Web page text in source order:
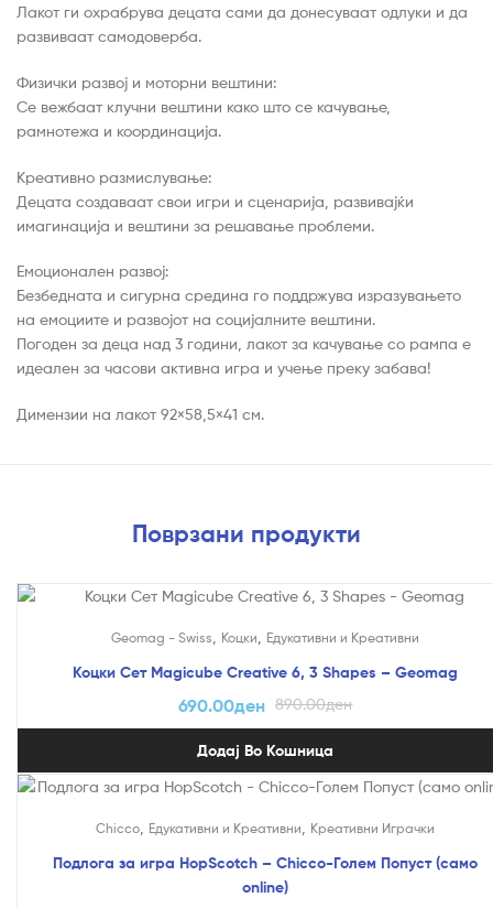
Лакот ги охрабрува децата сами да донесуваат одлуки и да
развиваат самодоверба.
Физички развој и моторни вештини:
Се вежбаат клучни вештини како што се качување,
рамнотежа и координација.
Креативно размислување:
Децата создаваат свои игри и сценарија, развивајќи
имагинација и вештини за решавање проблеми.
Емоционален развој:
Безбедната и сигурна средина го поддржува изразувањето
на емоциите и развојот на социјалните вештини.
Погоден за деца над 3 години, лакот за качување со рампа е
идеален за часови активна игра и учење преку забава!
Димензии на лакот 92×58,5×41 см.
Поврзани продукти
Geomag - Swiss Коцки Едукативни и Креативни
Коцки Сет Magicube Creative 6, 3 Shapes – Geomag
890.00ден
690.00ден
Додај Во Кошница
Chicco Едукативни и Креативни Креативни Играчки
Подлога за игра HopScotch – Chicco-Голем Попуст (само
online)